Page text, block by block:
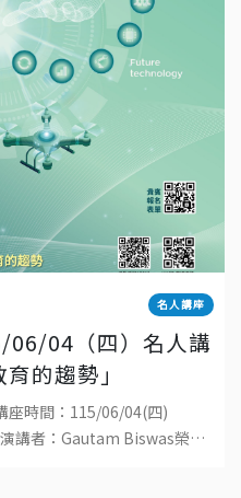
名人講座
06/04（四）名人講
的趨勢」
座時間：115/06/04(四)
講者：Gautam Biswas榮譽